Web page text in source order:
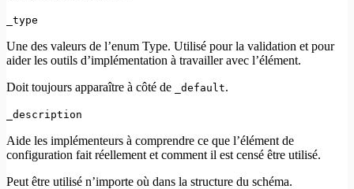
_type
Une des valeurs de l’enum Type. Utilisé pour la validation et pour
aider les outils d’implémentation à travailler avec l’élément.
Doit toujours apparaître à côté de
_default.
_description
Aide les implémenteurs à comprendre ce que l’élément de
configuration fait réellement et comment il est censé être utilisé.
Peut être utilisé n’importe où dans la structure du schéma.